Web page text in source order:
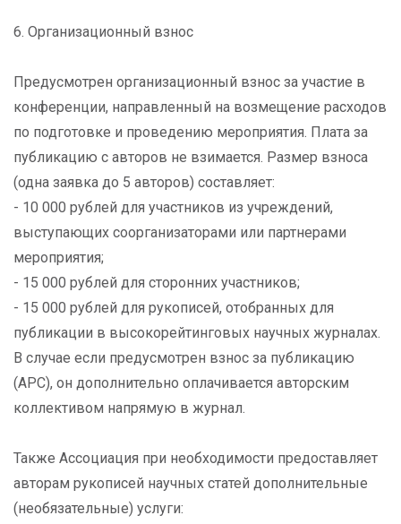
6. Организационный взнос
Предусмотрен организационный взнос за участие в
конференции, направленный на возмещение расходов
по подготовке и проведению мероприятия. Плата за
публикацию с авторов не взимается. Размер взноса
(одна заявка до 5 авторов) составляет:
- 10 000 рублей для участников из учреждений,
выступающих соорганизаторами или партнерами
мероприятия;
- 15 000 рублей для сторонних участников;
- 15 000 рублей для рукописей, отобранных для
публикации в высокорейтинговых научных журналах.
В случае если предусмотрен взнос за публикацию
(APC), он дополнительно оплачивается авторским
коллективом напрямую в журнал.
Также Ассоциация при необходимости предоставляет
авторам рукописей научных статей дополнительные
(необязательные) услуги: